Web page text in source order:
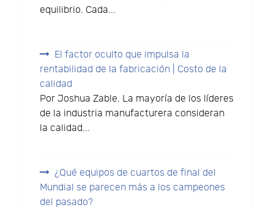
equilibrio. Cada...
El factor oculto que impulsa la
rentabilidad de la fabricación | Costo de la
calidad
Por Joshua Zable. La mayoría de los líderes
de la industria manufacturera consideran
la calidad...
¿Qué equipos de cuartos de final del
Mundial se parecen más a los campeones
del pasado?